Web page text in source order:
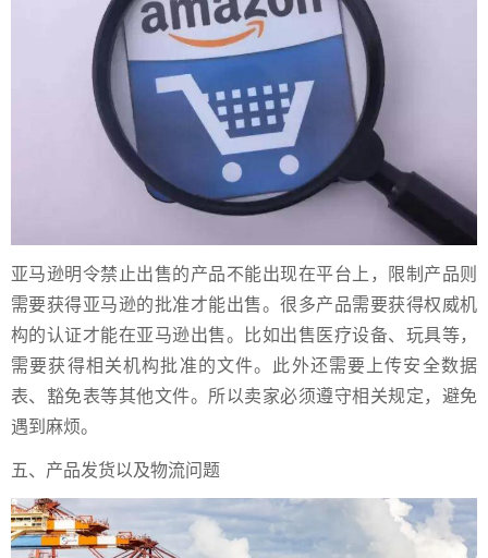
亚马逊明令禁止出售的产品不能出现在平台上，限制产品则
需要获得亚马逊的批准才能出售。很多产品需要获得权威机
构的认证才能在亚马逊出售。比如出售医疗设备、玩具等，
需要获得相关机构批准的文件。此外还需要上传安全数据
表、豁免表等其他文件。所以卖家必须遵守相关规定，避免
遇到麻烦。
五、产品发货以及物流问题